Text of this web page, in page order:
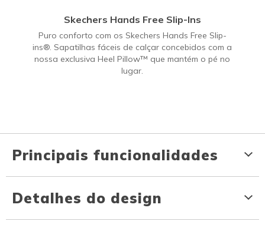
Skechers Hands Free Slip-Ins
Puro conforto com os Skechers Hands Free Slip-
ins®. Sapatilhas fáceis de calçar concebidos com a
nossa exclusiva Heel Pillow™ que mantém o pé no
lugar.
Principais funcionalidades
Detalhes do design